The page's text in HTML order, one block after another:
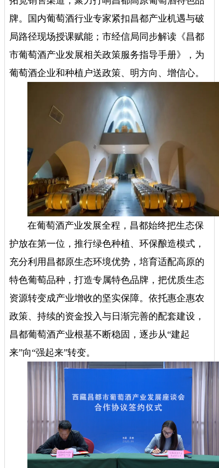
牌。国内葡萄酒行业专家紧扣昌都产业机遇与破
局路径现场授课赋能；市经信局同步解读《昌都
市葡萄酒产业发展相关政策服务指导手册》，为
葡萄酒企业和种植户送政策、明方向、增信心。
在葡萄酒产业发展全程，昌都始终把生态保
护放在第一位，推行绿色种植、环保酿造模式，
充分利用昌都原生态环境优势，培育适配高原的
特色葡萄品种，打造专属特色品牌，把优质生态
资源转变成产业增收的坚实保障。依托惠企惠农
政策、持续的资金投入与日渐完善的配套建设，
昌都葡萄酒产业根基不断稳固，逐步从“建起
来”向“强起来”转变。